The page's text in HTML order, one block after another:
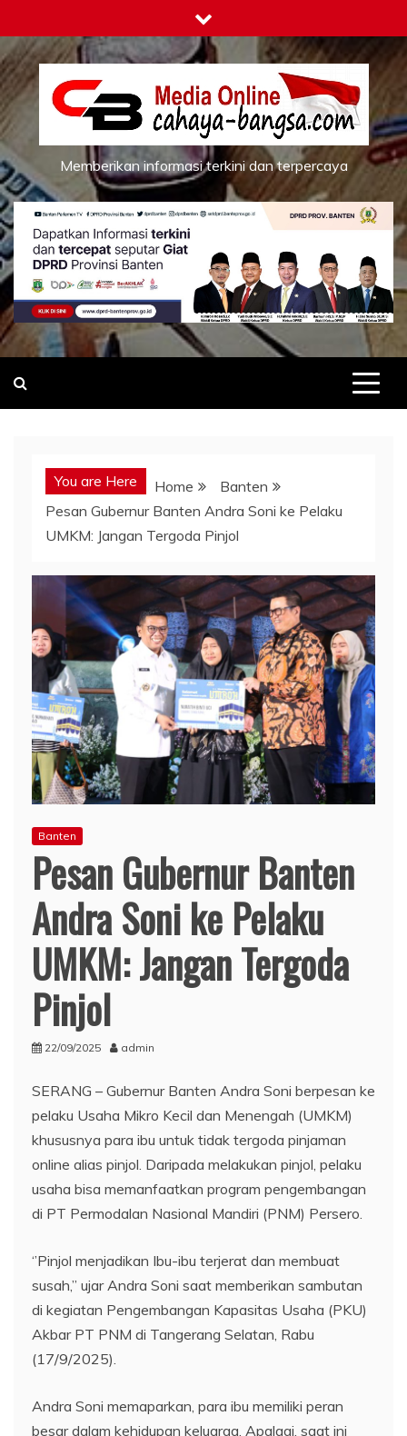
to
content
Memberikan informasi terkini dan terpercaya
You are Here Home
Banten
Pesan Gubernur Banten Andra Soni ke Pelaku
UMKM: Jangan Tergoda Pinjol
Banten
Pesan Gubernur Banten
Andra Soni ke Pelaku
UMKM: Jangan Tergoda
Pinjol
22/09/2025 admin
SERANG – Gubernur Banten Andra Soni berpesan ke
pelaku Usaha Mikro Kecil dan Menengah (UMKM)
khususnya para ibu untuk tidak tergoda pinjaman
online alias pinjol. Daripada melakukan pinjol, pelaku
usaha bisa memanfaatkan program pengembangan
di PT Permodalan Nasional Mandiri (PNM) Persero.
‘’Pinjol menjadikan Ibu-ibu terjerat dan membuat
susah,” ujar Andra Soni saat memberikan sambutan
di kegiatan Pengembangan Kapasitas Usaha (PKU)
Akbar PT PNM di Tangerang Selatan, Rabu
(17/9/2025).
Andra Soni memaparkan, para ibu memiliki peran
besar dalam kehidupan keluarga. Apalagi, saat ini